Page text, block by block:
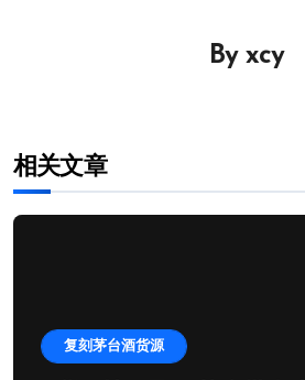
By xcy
相关文章
复刻茅台酒货源